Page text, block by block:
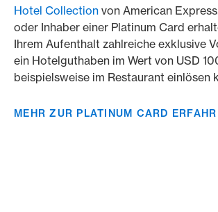
Hotel Collection von American
oder Inhaber einer Platinum Card
Ihrem Aufenthalt zahlreiche exklusive
ein Hotelguthaben im Wert von USD
beispielsweise im Restaurant einlösen
MEHR ZUR PLATINUM CARD